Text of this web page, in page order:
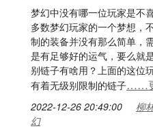
梦幻中没有哪一位玩家是不
多数梦幻玩家的一个梦想，
制的装备并没有那么简单，
是有足够好的运气，要么就
别链子有啥用？上面的这位
有着无级别限制的链子……
2022-12-26 20:49:00
柳
幻